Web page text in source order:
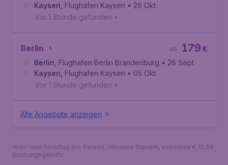
Kayseri Flughafen Kayseri • 26 Okt.
Vor 1 Stunde gefunden •
Berlin €
179
ab
Berlin Flughafen Berlin Brandenburg • 26 Sept.
Kayseri Flughafen Kayseri • 05 Okt.
Vor 1 Stunde gefunden •
Alle Angebote anzeigen
*Hin- und Rückflug pro Person, inklusive Steuern, exklusive € 19,99
Buchungsgebühr.